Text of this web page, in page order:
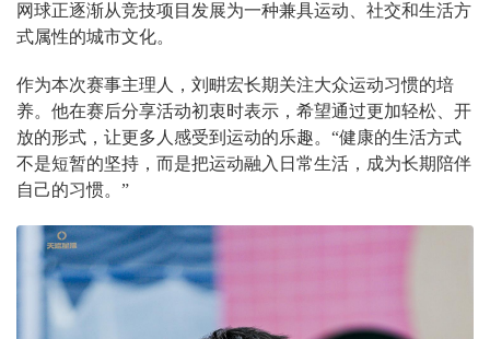
网球正逐渐从竞技项目发展为一种兼具运动、社交和生活方
式属性的城市文化。
作为本次赛事主理人，刘畊宏长期关注大众运动习惯的培
养。他在赛后分享活动初衷时表示，希望通过更加轻松、开
放的形式，让更多人感受到运动的乐趣。“健康的生活方式
不是短暂的坚持，而是把运动融入日常生活，成为长期陪伴
自己的习惯。”